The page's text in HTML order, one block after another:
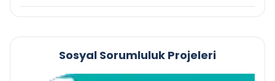
Sosyal Sorumluluk Projeleri